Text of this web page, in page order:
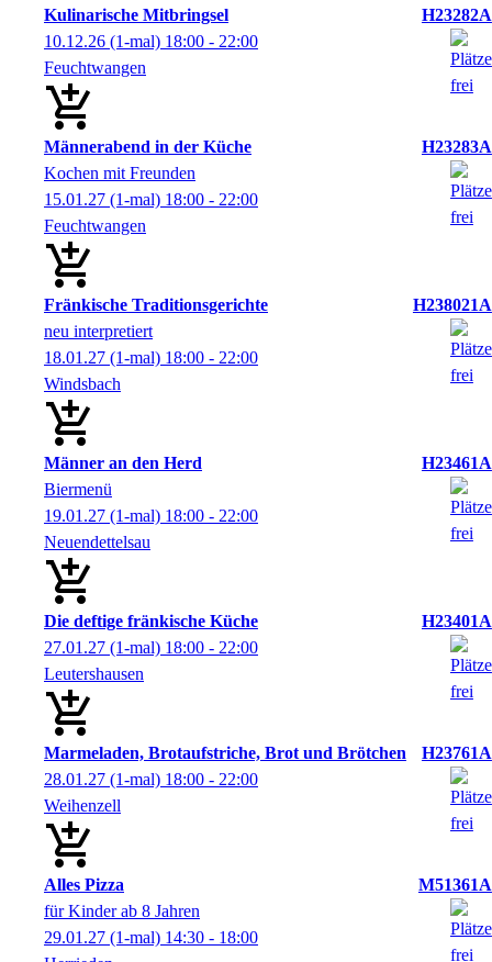
Kulinarische Mitbringsel
H23282A
10.12.26 (1-mal) 18:00 - 22:00
Feuchtwangen
Männerabend in der Küche
H23283A
Kochen mit Freunden
15.01.27 (1-mal) 18:00 - 22:00
Feuchtwangen
Fränkische Traditionsgerichte
H238021A
neu interpretiert
18.01.27 (1-mal) 18:00 - 22:00
Windsbach
Männer an den Herd
H23461A
Biermenü
19.01.27 (1-mal) 18:00 - 22:00
Neuendettelsau
Die deftige fränkische Küche
H23401A
27.01.27 (1-mal) 18:00 - 22:00
Leutershausen
Marmeladen, Brotaufstriche, Brot und Brötchen
H23761A
28.01.27 (1-mal) 18:00 - 22:00
Weihenzell
Alles Pizza
M51361A
für Kinder ab 8 Jahren
29.01.27 (1-mal) 14:30 - 18:00